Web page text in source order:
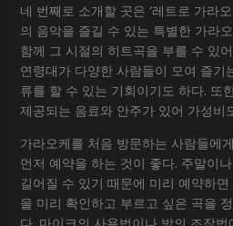
네 번째로 소개할 곳은 ‘레트로 가라
의 음악을 즐길 수 있는 특별한 가라
함께 그 시절의 히트곡을 부를 수 있
연령대가 다양한 사람들이 모여 즐기
류를 할 수 있는 기회이기도 하다. 또
제공되는 음료와 안주가 있어 가성비
가라오케를 처음 방문하는 사람들에
먼저 예약을 하는 것이 좋다. 주말이
길어질 수 있기 때문에 미리 예약하
을 미리 확인하고 부르고 싶은 곡을